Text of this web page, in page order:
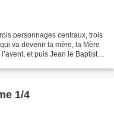
personnages centraux, trois
va devenir la mère, la Mère
et puis Jean le Baptiste.
1/4